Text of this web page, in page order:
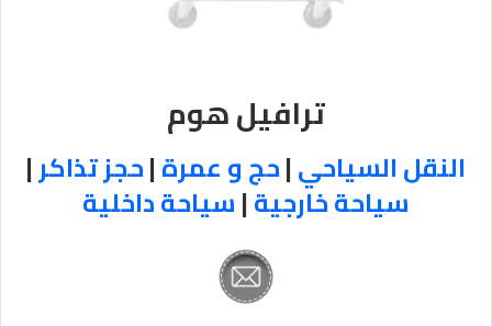
ترافيل هوم
النقل السياحي|حج و عمرة|حجز تذاكر|
سياحة خارجية|سياحة داخلية